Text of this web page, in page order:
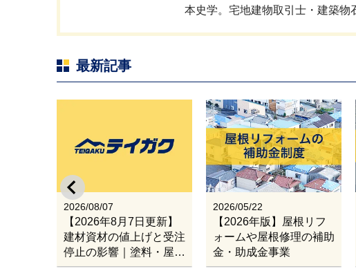
本史学。宅地建物取引士・建築物
最新記事
2026/08/07
【2026年8月7日更新】
建材資材の値上げと受注
停止の影響｜塗料・屋根
材・シンナー・断熱材・
2026/05/22
【2026年版】屋根リフ
ォームや屋根修理の補助
金・助成金事業